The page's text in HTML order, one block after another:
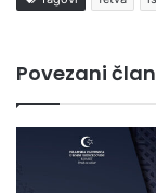
Povezani